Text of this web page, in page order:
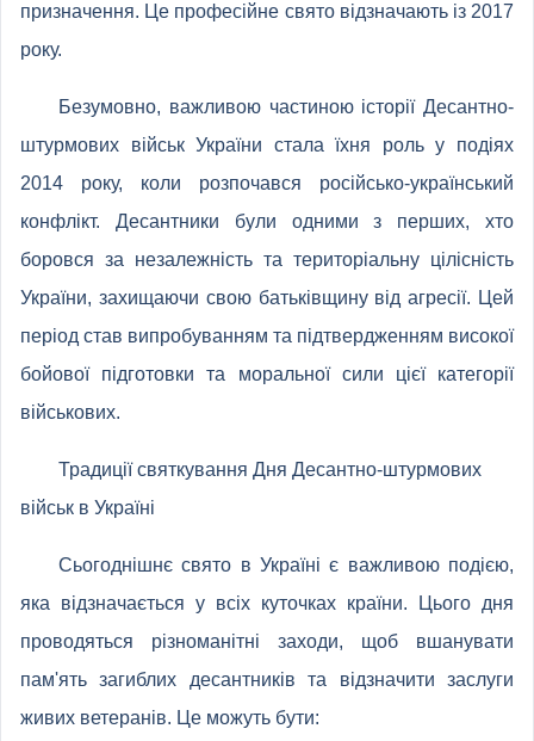
призначення. Це професійне свято відзначають із 2017
року.
Безумовно, важливою частиною історії Десантно-
штурмових військ України стала їхня роль у подіях
2014 року, коли розпочався російсько-український
конфлікт. Десантники були одними з перших, хто
боровся за незалежність та територіальну цілісність
України, захищаючи свою батьківщину від агресії. Цей
період став випробуванням та підтвердженням високої
бойової підготовки та моральної сили цієї категорії
військових.
Традиції святкування Дня Десантно-штурмових
військ в Україні
Сьогоднішнє свято в Україні є важливою подією,
яка відзначається у всіх куточках країни. Цього дня
проводяться різноманітні заходи, щоб вшанувати
пам'ять загиблих десантників та відзначити заслуги
живих ветеранів. Це можуть бути: